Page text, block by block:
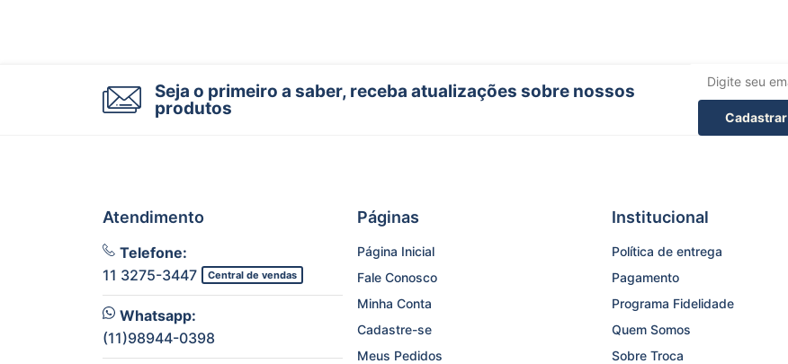
Seja o primeiro a saber, receba atualizações sobre nossos
produtos
Cadastrar
Atendimento
Telefone:
11 3275-3447
Central de vendas
Whatsapp:
(11)98944-0398
Páginas
Página Inicial
Fale Conosco
Minha Conta
Cadastre-se
Meus Pedidos
Institucional
Política de entrega
Pagamento
Programa Fidelidade
Quem Somos
Sobre Troca